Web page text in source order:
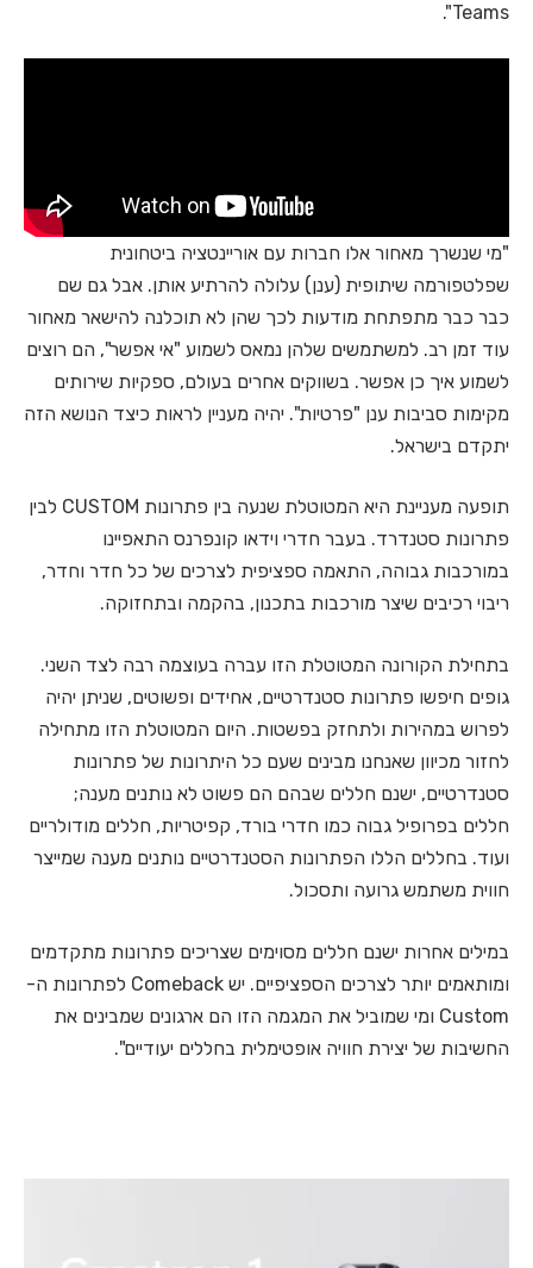
Teams".
"מי שנשרך מאחור אלו חברות עם אוריינטציה ביטחונית
שפלטפורמה שיתופית (ענן) עלולה להרתיע אותן. אבל גם שם
כבר כבר מתפתחת מודעות לכך שהן לא תוכלנה להישאר מאחור
עוד זמן רב. למשתמשים שלהן נמאס לשמוע "אי אפשר", הם רוצים
לשמוע איך כן אפשר. בשווקים אחרים בעולם, ספקיות שירותים
מקימות סביבות ענן "פרטיות". יהיה מעניין לראות כיצד הנושא הזה
יתקדם בישראל.
תופעה מעניינת היא המטוטלת שנעה בין פתרונות CUSTOM לבין
פתרונות סטנדרד. בעבר חדרי וידאו קונפרנס התאפיינו
במורכבות גבוהה, התאמה ספציפית לצרכים של כל חדר וחדר,
ריבוי רכיבים שיצר מורכבות בתכנון, בהקמה ובתחזוקה.
בתחילת הקורונה המטוטלת הזו עברה בעוצמה רבה לצד השני.
גופים חיפשו פתרונות סטנדרטיים, אחידים ופשוטים, שניתן יהיה
לפרוש במהירות ולתחזק בפשטות. היום המטוטלת הזו מתחילה
לחזור מכיוון שאנחנו מבינים שעם כל היתרונות של פתרונות
סטנדרטיים, ישנם חללים שבהם הם פשוט לא נותנים מענה;
חללים בפרופיל גבוה כמו חדרי בורד, קפיטריות, חללים מודולריים
ועוד. בחללים הללו הפתרונות הסטנדרטיים נותנים מענה שמייצר
חווית משתמש גרועה ותסכול.
במילים אחרות ישנם חללים מסוימים שצריכים פתרונות מתקדמים
ומותאמים יותר לצרכים הספציפיים. יש Comeback לפתרונות ה-
Custom ומי שמוביל את המגמה הזו הם ארגונים שמבינים את
החשיבות של יצירת חוויה אופטימלית בחללים יעודיים".